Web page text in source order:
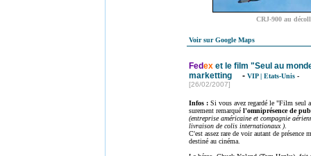
CRJ-900 au
Voir sur Google Maps
Fedex et le film "Seul au
marketting
- VIP| Etats-Unis -
[26/02/2007]
Infos : Si vous avez regardé le "Film seul
surement remarqué l'omniprésence de
(entreprise américaine et compagnie
livraison de colis internationaux )
C'est assez rare de voir autant de présence
destiné au cinéma.